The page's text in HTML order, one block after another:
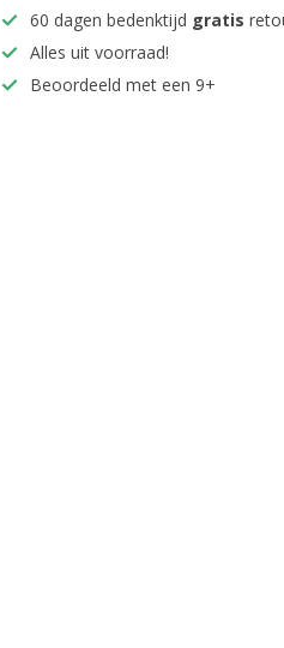
60 dagen bedenktijd gratis
Alles uit voorraad!
Beoordeeld met een 9+